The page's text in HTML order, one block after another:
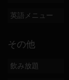
英語メニュー
その他
飲み放題